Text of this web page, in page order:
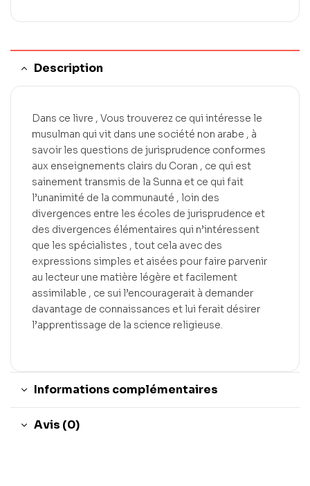
Description
Dans ce livre , Vous trouverez ce qui intéresse le
musulman qui vit dans une société non arabe , à
savoir les questions de jurisprudence conformes
aux enseignements clairs du Coran , ce qui est
sainement transmis de la Sunna et ce qui fait
l’unanimité de la communauté , loin des
divergences entre les écoles de jurisprudence et
des divergences élémentaires qui n’intéressent
que les spécialistes , tout cela avec des
expressions simples et aisées pour faire parvenir
au lecteur une matière légère et facilement
assimilable , ce sui l’encouragerait à demander
davantage de connaissances et lui ferait désirer
l’apprentissage de la science religieuse.
Informations complémentaires
Avis (0)